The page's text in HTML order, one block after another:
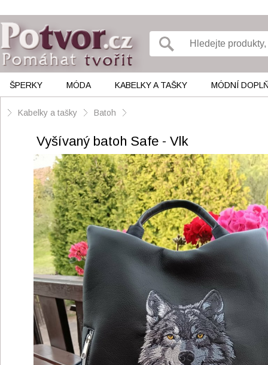
ŠPERKY MÓDA KABELKY A TAŠKY MÓDNÍ
Kabelky a tašky Batoh
Vyšívaný batoh Safe - Vlk